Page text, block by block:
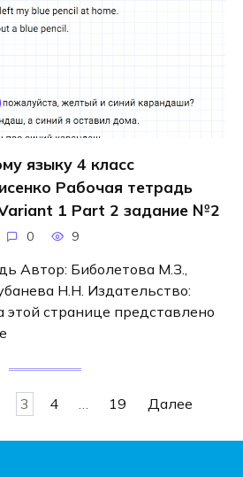
языку 4 класс
Рабочая тетрадь
1 Part 2 задание №2
0 9
Автор: Биболетова М.З.,
Н.Н. Издательство:
странице представлено
3 4 … 19 Далее